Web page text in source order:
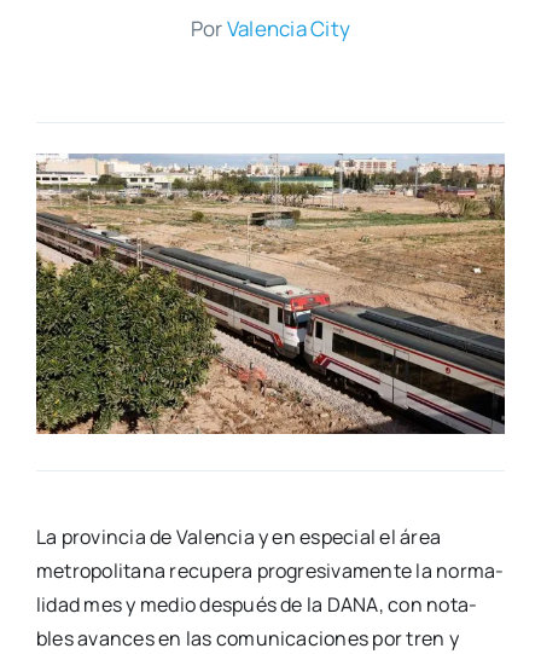
PorValen­cia City
La pro­vin­cia de Valen­cia y en espe­cial el área
metro­po­li­ta­na recu­pe­ra pro­gre­si­va­men­te la nor­ma­
li­dad mes y medio des­pués de la DANA, con nota­
bles avan­ces en las comu­ni­ca­cio­nes por tren y